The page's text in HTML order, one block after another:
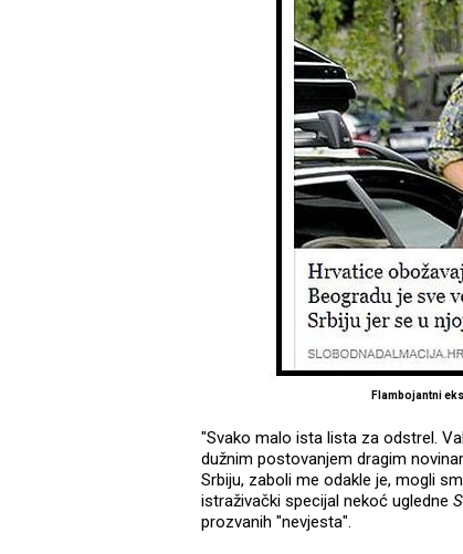
Flambojantni
"Svako malo ista lista za odstrel.
dužnim postovanjem dragim
Srbiju, zaboli me odakle je, mogli
istraživački specijal nekoć ugledne
prozvanih "nevjesta".